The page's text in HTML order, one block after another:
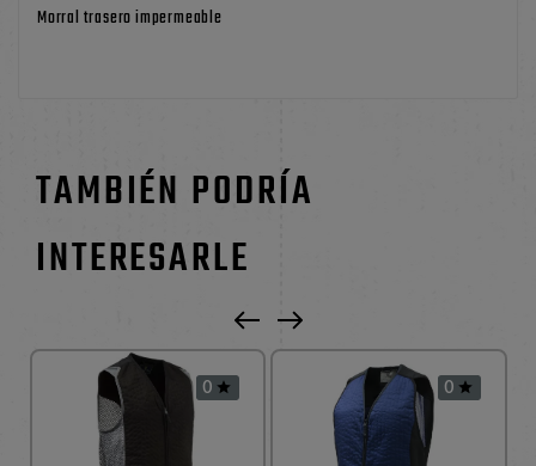
Morral trasero impermeable
TAMBIÉN PODRÍA
INTERESARLE
0  0 